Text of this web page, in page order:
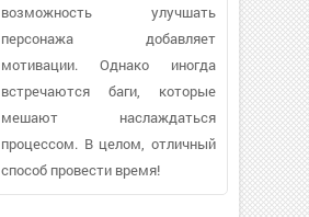
возможность улучшать
персонажа добавляет
мотивации. Однако иногда
встречаются баги, которые
мешают наслаждаться
процессом. В целом, отличный
способ провести время!